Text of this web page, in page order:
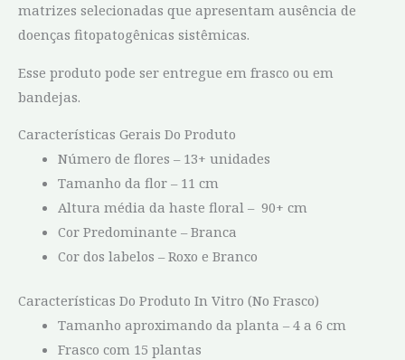
matrizes selecionadas que apresentam ausência de
doenças fitopatogênicas sistêmicas.
Esse produto pode ser entregue em frasco ou em
bandejas.
Características Gerais Do Produto
Número de flores – 13+ unidades
Tamanho da flor – 11 cm
Altura média da haste floral – 90+ cm
Cor Predominante – Branca
Cor dos labelos – Roxo e Branco
Características Do Produto In Vitro (No Frasco)
Tamanho aproximando da planta – 4 a 6 cm
Frasco com 15 plantas